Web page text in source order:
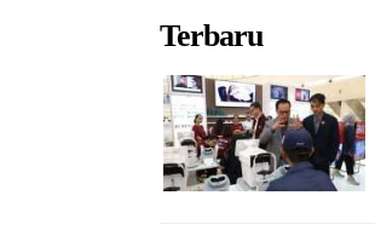
Terbaru